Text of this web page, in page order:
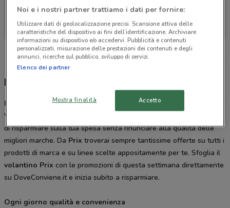
Non ci sono negozi nelle vicinanze
Discount italiano
Prix
è la catena di supermercati discount dislocati in Lombardia,
Veneto, Trentino Alto Adige e Friuli Venezia Giulia che ti permette
di risparmiare sulla tua spesa senza rinunciare alla qualità delle
migliori marche. Da Prix troverai sempre tantissime offerte su tutti i
prodotti di marca e su linee scelte appositamente per te. Sfoglia il
volantino Prix con le promozioni di questa settimana direttamente
su DoveConviene.it e inizia subito a risparmiare.
Ogni giorno qualità e convenienza
Noi e i nostri partner trattiamo i dati per fornire:
Utilizzare dati di geolocalizzazione precisi. Scansione attiva delle
caratteristiche del dispositivo ai fini dell’identificazione. Archiviare
informazioni su dispositivo e/o accedervi. Pubblicità e contenuti
personalizzati, misurazione delle prestazioni dei contenuti e degli
annunci, ricerche sul pubblico, sviluppo di servizi.
Elenco dei partner
Mostra finalità Accetto